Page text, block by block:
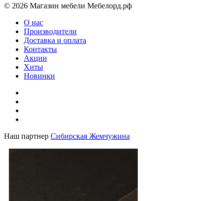
© 2026 Магазин мебели Мебелорд.рф
О нас
Производители
Доставка и оплата
Контакты
Акции
Хиты
Новинки
Наш партнер Сибирская Жемчужина